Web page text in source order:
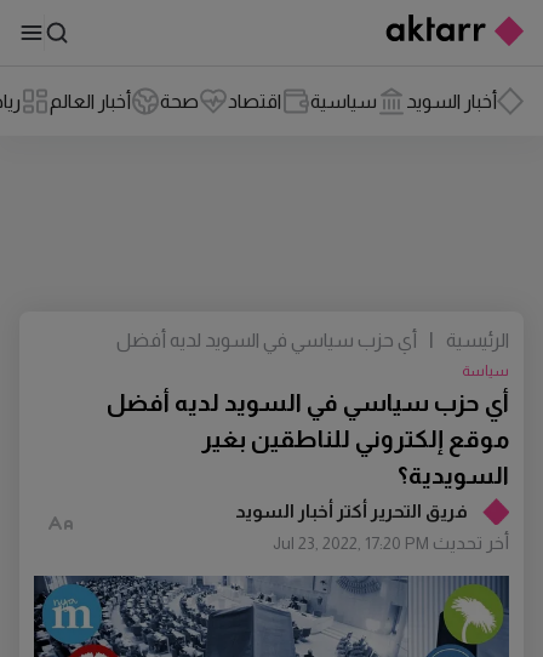
أخبار السويد سياسية اقتصاد صحة أخبار العالم
فريق التحرير أكتر أخبار السويد
أخر تحديث Jul 23, 2022, 17:20 PM
أي حزب سياسي في السويد لديه أفضل
موقع إلكتروني للناطقين بغير
السويدية؟
سياسة
الرئيسية |
أي حزب سياسي في السويد لديه أفضل